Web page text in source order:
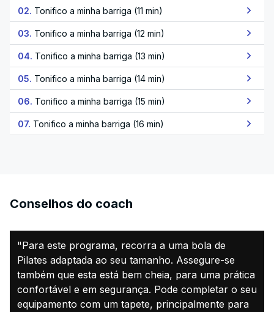
02. Tonifico a minha barriga (11 min)
03. Tonifico a minha barriga (12 min)
04. Tonifico a minha barriga (13 min)
05. Tonifico a minha barriga (14 min)
06. Tonifico a minha barriga (15 min)
07. Tonifico a minha barriga (16 min)
Conselhos do coach
"Para este programa, recorra a uma bola de
Pilates adaptada ao seu tamanho. Assegure-se
também que esta está bem cheia, para uma prática
confortável e em segurança. Pode completar o seu
equipamento com um tapete, principalmente para